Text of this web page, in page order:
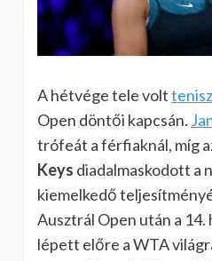
A hétvége tele volt
Open döntői kapcsán.
trófeát a férfiaknál, míg
Keys diadalmaskodott a
kiemelkedő
Ausztrál Open után a 14.
lépett előre a WTA